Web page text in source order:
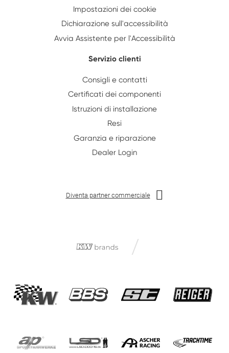
Impostazioni dei cookie
Dichiarazione sull'accessibilità
Avvia Assistente per l'Accessibilità
Servizio clienti
Consigli e contatti
Certificati dei componenti
Istruzioni di installazione
Resi
Garanzia e riparazione
Dealer Login
Diventa partner commerciale
/